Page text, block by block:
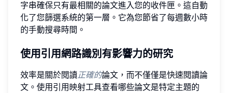
字串確保只有最相關的論文進入您的收件匣。這自動
化了您篩選系統的第一層。它為您節省了每週數小時
的手動搜尋時間。
使用引用網路識別有影響力的研究
效率是關於閱讀正確的論文，而不僅僅是快速閱讀論
文。使用引用映射工具查看哪些論文是特定主題的